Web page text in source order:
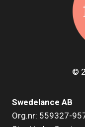
©
Swedelance AB
Org.nr: 559327-